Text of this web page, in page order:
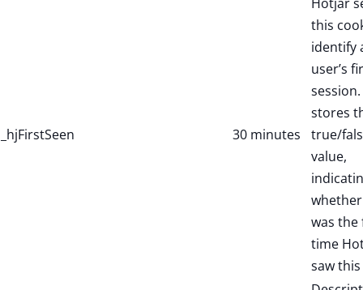
_hjFirstSeen 30 minutes
this
identify
user’s
stores
true/
value,
was the
time
saw